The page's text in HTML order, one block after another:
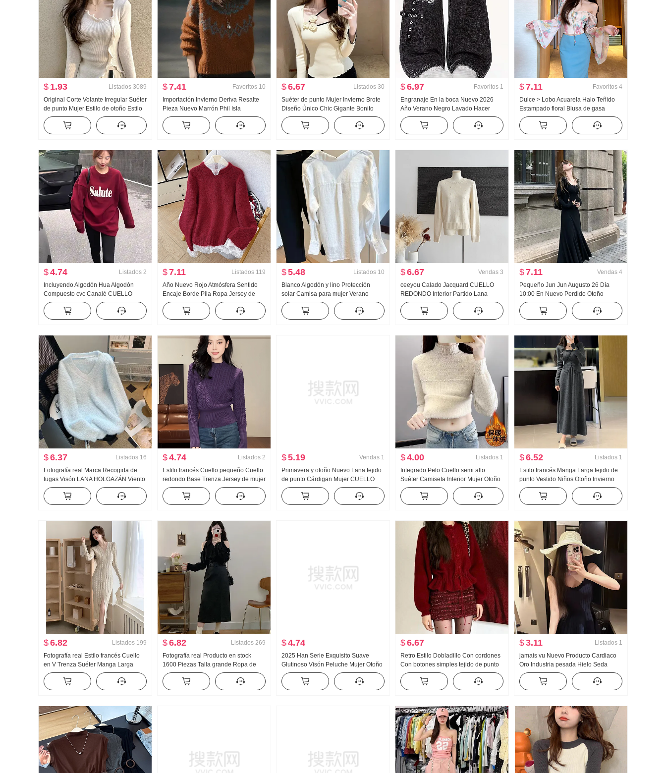
$ 1.93 Listados 3089
Original Corte Volante Irregular Suéter
de punto Mujer Estilo de otoño Estilo
francés Corto Interior Partido Base
Manga Larga Top
$7.41 Favoritos 10
Importación Invierno Deriva Resalte
Pieza Nuevo Marrón Phil Isla
Jacquard Suéter Casual Para uso
exterior Suéter de punto Top Ropa
Ropa de mujer
$6.67 Listados 30
Suéter de punto Mujer Invierno Brote
Diseño Único Chic Gigante Bonito
Alta gama Estilo francés Estilo Interior
Ponerse al día Ropa
$6.97 Favoritos 1
Engranaje En la boca Nuevo 2026
Año Verano Negro Lavado Hacer
Viejo Talle alto Holgado Pantalones
vaqueros anchos Mujer Graffiti
Estampado
$7.11 Favoritos 4
Dulce > Lobo Acuarela Halo Teñido
Estampado floral Blusa de gasa
Cuadrado Mujer Collar Diseño
Sentido Adelgazante Lucha Toma
Camisa pequeña Top
$4.74 Listados 2
Incluyendo Algodón Hua Algodón
Compuesto cvc Canalé CUELLO
REDONDO Estampado Sudadera
Mujer Pareja Estándar Forrado
$7.11 Listados 119
Año Nuevo Rojo Atmósfera Sentido
Encaje Borde Pila Ropa Jersey de
mujer Cuello alto Suave Glutinoso
Suéter de punto Mujer Diseño Sentido
Manga Larga Top
$5.48 Listados 10
Blanco Algodón y lino Protección
solar Camisa para mujer Verano
Versión ligera Diseño Sentido Nicho
Estilo francés Manga Larga Camisa
Chic Lino Top
$6.67 Vendas 3
ceeyou Calado Jacquard CUELLO
REDONDO Interior Partido Lana
Suéter Manga Larga Otoño Invierno
Recto Tipo 2025 Año Invierno
$7.11 Vendas 4
Pequeño Jun Jun Augusto 26 Día
10:00 En Nuevo Perdido Otoño
Adelgazante Pantalla Alto Cola de
pez Vestido sudadera Britney
$6.37 Listados 16
Fotografía real Marca Recogida de
fugas Visón LANA HOLGAZÁN Viento
Suéter Invierno Avanzado Sentido
Suave Glutinoso Suave Holgado
Cuello en V tejido de punto Top
$4.74 Listados 2
Estilo francés Cuello pequeño Cuello
redondo Base Trenza Jersey de mujer
Otoño Invierno Interior Partido Sí Para
uso exterior Entallado Adelgazante
Suéter de punto Top
$5.19 Vendas 1
Primavera y otoño Nuevo Lana tejido
de punto Cárdigan Mujer CUELLO
REDONDO Doble Cremallera Petite
Talle alto Corto ESTILO OCCIDENTAL
Abrigo
$4.00 Listados 1
Integrado Pelo Cuello semi alto
Suéter Camiseta Interior Mujer Otoño
Invierno Interior Partido 2024 Nuevo
Encaje Forrado ESTILO
OCCIDENTAL tejido de punto Top
$6.52 Listados 1
Estilo francés Manga Larga tejido de
punto Vestido Niños Otoño Invierno
Nuevo Estilo Adelgazante Falda larga
Petite Kafuu Conjunto
$6.82 Listados 199
Fotografía real Estilo francés Cuello
en V Trenza Suéter Manga Larga
Interior Partido Vestido Mujer Suave
Viento Real Hermana Entallado Falda
con abertura
$6.82 Listados 269
Fotografía real Producto en stock
1600 Piezas Talla grande Ropa de
mujer Cuello en V Hombros
descubiertos Rayas verticales Textura
Camisa Talle alto Falda de cuero
$4.74
2025 Han Serie Exquisito Suave
Glutinoso Visón Peluche Mujer Otoño
e Invierno Cárdigan Dulce Versátil
Top
$6.67
Retro Estilo Dobladillo Con cordones
Con botones simples tejido de punto
Cárdigan Mujer Invierno Versátil
Reducción de edad Adelgazante
Suéter
$3.11 Listados 1
jamais vu Nuevo Producto Cardiaco
Oro Industria pesada Hielo Seda
Entallado Corte tejido de punto
Tirantes Sin mangas Vestido